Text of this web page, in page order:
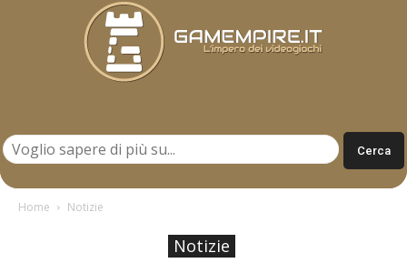
Home Notizie
Notizie